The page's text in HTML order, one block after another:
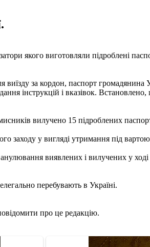
якого виготовляли підроблені
за кордон, паспорт громадянина
інструкцій і вказівок.
вилучено 15 підроблених
заходу у вигляді утримання під
виявлених і вилучених у
перебувають в Україні.
про це редакцію.